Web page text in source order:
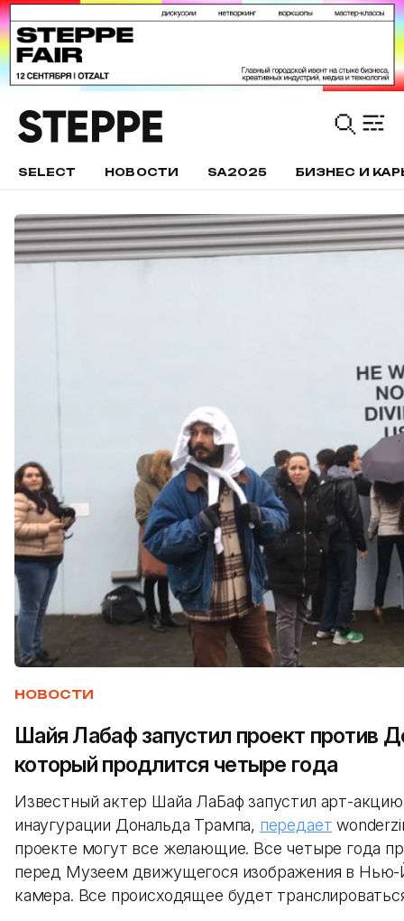
SELECT НОВОСТИ SA2025 БИЗНЕС И
НОВОСТИ
Шайя Лабаф запустил проект против
который продлится четыре года
Известный актер Шайа ЛаБаф запустил арт-
инаугурации Дональда Трампа, передает
проекте могут все желающие. Все четыре года
перед Музеем движущегося изображения в Нью-
камера. Все происходящее будет